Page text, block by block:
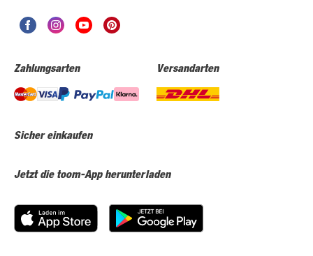
Zahlungsarten Versandarten
Sicher einkaufen
Jetzt die toom-App herunterladen